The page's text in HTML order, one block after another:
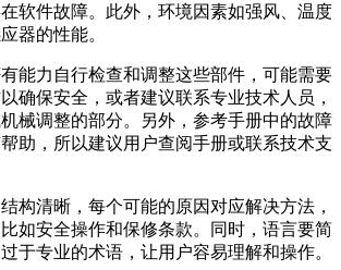
软件故障。此外，环境因素如强风、温度
器的性能。
能力自行检查和调整这些部件，可能需要
确保安全，或者建议联系专业技术人员，
械调整的部分。另外，参考手册中的故障
助，所以建议用户查阅手册或联系技术支
构清晰，每个可能的原因对应解决方法，
如安全操作和保修条款。同时，语言要简
于专业的术语，让用户容易理解和操作。